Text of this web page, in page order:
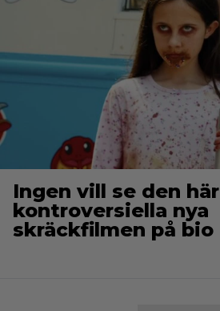
Ingen vill se den här
kontroversiella nya
skräckfilmen på bio